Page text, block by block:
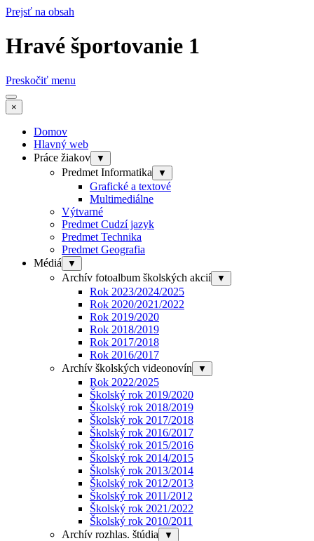
Prejsť na obsah
Hravé športovanie 1
Preskočiť menu
×
Domov
Hlavný web
Práce žiakov
▼
Predmet Informatika ▼
Grafické a textové
Multimediálne
Výtvarné
Predmet Cudzí jazyk
Predmet Technika
Predmet Geografia
Médiá
▼
Archív fotoalbum školských akcií ▼
Rok 2023/2024/2025
Rok 2020/2021/2022
Rok 2019/2020
Rok 2018/2019
Rok 2017/2018
Rok 2016/2017
Archív školských videonovín
▼
Rok 2022/2025
Školský rok 2019/2020
Školský rok 2018/2019
Školský rok 2017/2018
Školský rok 2016/2017
Školský rok 2015/2016
Školský rok 2014/2015
Školský rok 2013/2014
Školský rok 2012/2013
Školský rok 2011/2012
Školský rok 2021/2022
Školský rok 2010/2011
Archív rozhlas. štúdia
▼